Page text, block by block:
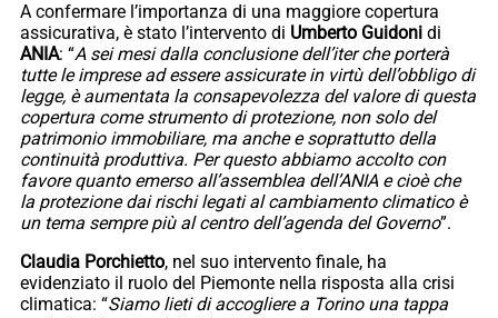
A confermare l’importanza di una maggiore copertura
assicurativa, è stato l’intervento di Umberto Guidoni di
ANIA: “A sei mesi dalla conclusione dell’iter che porterà
tutte le imprese ad essere assicurate in virtù dell’obbligo di
legge, è aumentata la consapevolezza del valore di questa
copertura come strumento di protezione, non solo del
patrimonio immobiliare, ma anche e soprattutto della
continuità produttiva. Per questo abbiamo accolto con
favore quanto emerso all’assemblea dell’ANIA e cioè che
la protezione dai rischi legati al cambiamento climatico è
un tema sempre più al centro dell’agenda del Governo”.
Claudia Porchietto, nel suo intervento finale, ha
evidenziato il ruolo del Piemonte nella risposta alla crisi
climatica: “Siamo lieti di accogliere a Torino una tappa